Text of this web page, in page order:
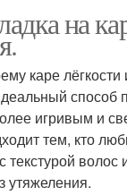
на
каре
способ
игривым и
тем, кто
текстурой волос
утяжеления.